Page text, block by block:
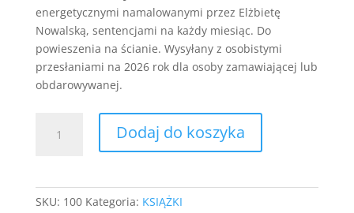
energetycznymi namalowanymi przez Elżbietę
Nowalską, sentencjami na każdy miesiąc. Do
powieszenia na ścianie. Wysyłany z osobistymi
przesłaniami na 2026 rok dla osoby zamawiającej lub
obdarowywanej.
Kalendarz
Dodaj do koszyka
SKU: 100 Kategoria: KSIĄŻKI